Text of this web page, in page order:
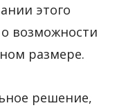
этого
возможности
размере.
решение,